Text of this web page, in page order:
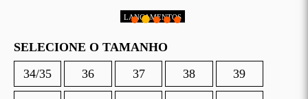
DESCONTOS:
TOTAL:
SELECIONE O TAMANHO
34/35
36 37 38 39